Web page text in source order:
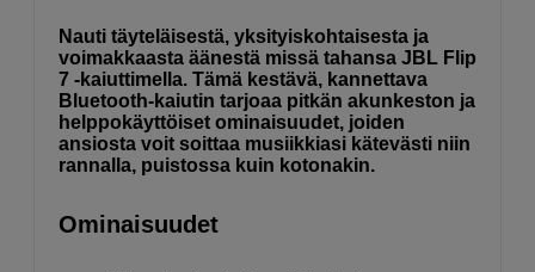
Nauti täyteläisestä, yksityiskohtaisesta ja
voimakkaasta äänestä missä tahansa JBL Flip
7 -kaiuttimella. Tämä kestävä, kannettava
Bluetooth-kaiutin tarjoaa pitkän akunkeston ja
helppokäyttöiset ominaisuudet, joiden
ansiosta voit soittaa musiikkiasi kätevästi niin
rannalla, puistossa kuin kotonakin.
Ominaisuudet